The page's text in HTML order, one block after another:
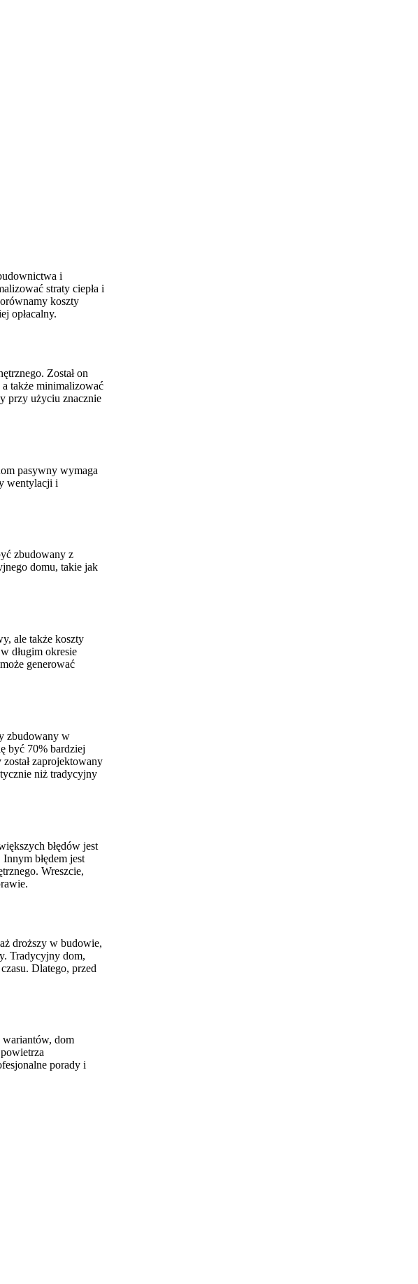
i
straty ciepła i
koszty
opłacalny.
Został on
a także minimalizować
przy użyciu znacznie
pasywny wymaga
wentylacji i
zbudowany z
domu, takie jak
ale także koszty
długim okresie
generować
zbudowany w
być 70% bardziej
zaprojektowany
niż tradycyjny
błędów jest
błędem jest
Wreszcie,
droższy w budowie,
Tradycyjny dom,
Dlatego, przed
wariantów, dom
porady i